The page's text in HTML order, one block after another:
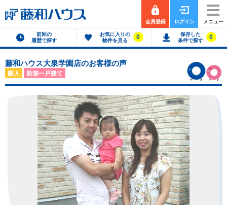
会員登録 ログイン メニュー
前回の
履歴で探す
お気に入りの
物件を見る
0
保存した
条件で探す
0
藤和ハウス大泉学園店のお客様の声
購入 新築一戸建て